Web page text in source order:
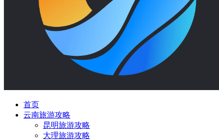
首页
云南旅游攻略
昆明旅游攻略
大理旅游攻略